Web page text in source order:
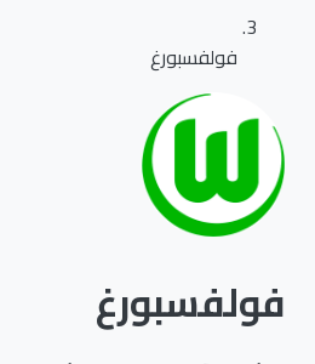
فولفسبورغ
فولفسبورغ